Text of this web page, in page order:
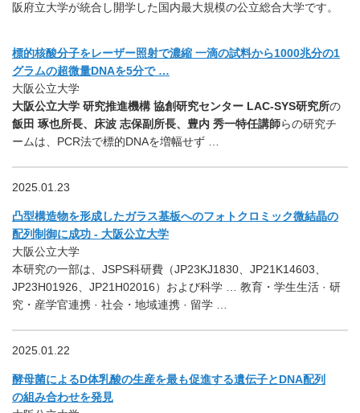
阪府立大学が統合し開学した国内最大規模の公立総合大学です。
標的核酸分子をレーザー照射で濃縮 一滴の試料から1000兆分の1
グラムの超微量DNAを5分で …
大阪公立大学
大阪公立大学 研究推進機構 協創研究センター LAC-SYS研究所の
飯田 琢也所長、床波 志保副所長、豊内 秀一特任講師らの研究チ
ームは、PCR法で標的DNAを増幅せず …
2025.01.23
凸型構造物を形成したガラス基板へのフォトクロミック微結晶の
配列制御に成功 - 大阪公立大学
大阪公立大学
本研究の一部は、JSPS科研費（JP23KJ1830、JP21K14603、
JP23H01926、JP21H02016）および科学 … 教育・学生生活 · 研
究・産学官連携 · 社会・地域連携 · 留学 …
2025.01.22
酵母菌によるD体乳酸の生産を最も促進する遺伝子とDNA配列
の組み合わせを発見